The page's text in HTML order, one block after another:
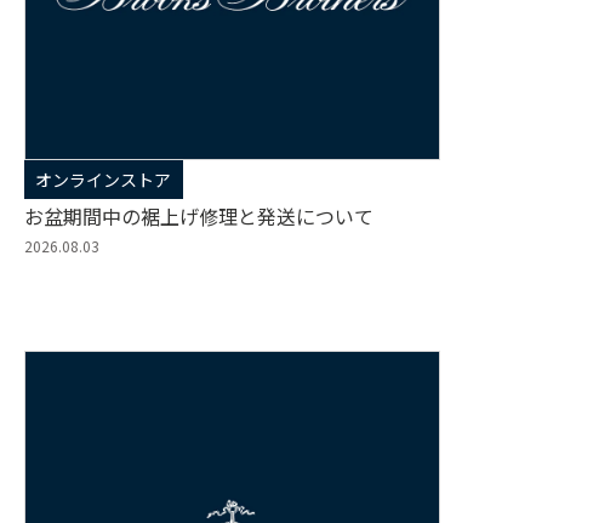
オンラインストア
お盆期間中の裾上げ修理と発送について
2026.08.03